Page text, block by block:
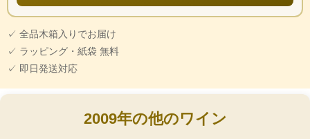
✓ 全品木箱入りでお届け
✓ ラッピング・紙袋 無料
✓ 即日発送対応
2009年の他のワイン